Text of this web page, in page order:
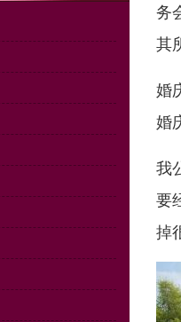
务
其
婚
婚
我
要
掉